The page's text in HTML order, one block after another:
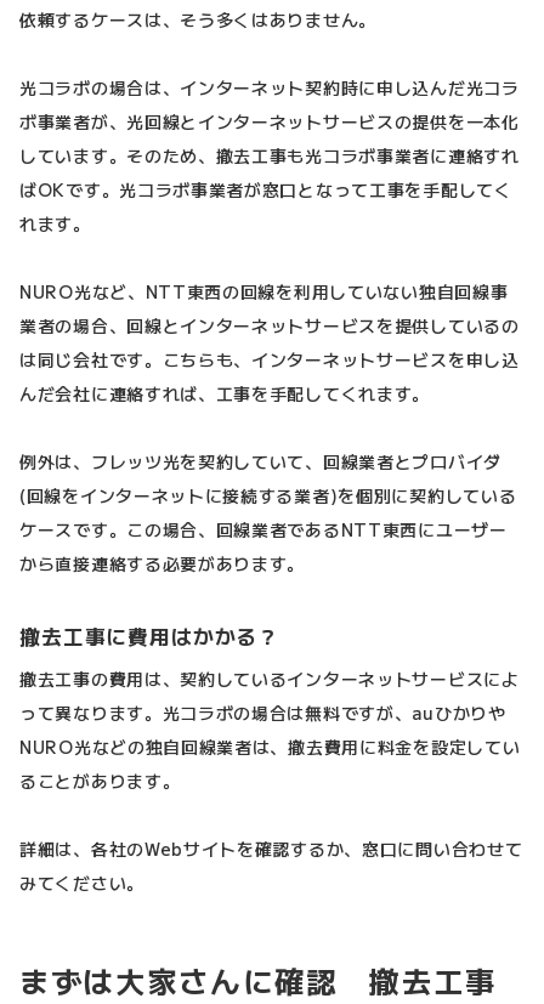
依頼するケースは、そう多くはありません。
光コラボの場合は、インターネット契約時に申し込んだ光コラ
ボ事業者が、光回線とインターネットサービスの提供を一本化
しています。そのため、撤去工事も光コラボ事業者に連絡すれ
ばOKです。光コラボ事業者が窓口となって工事を手配してく
れます。
NURO光など、NTT東西の回線を利用していない独自回線事
業者の場合、回線とインターネットサービスを提供しているの
は同じ会社です。こちらも、インターネットサービスを申し込
んだ会社に連絡すれば、工事を手配してくれます。
例外は、フレッツ光を契約していて、回線業者とプロバイダ
(回線をインターネットに接続する業者)を個別に契約している
ケースです。この場合、回線業者であるNTT東西にユーザー
から直接連絡する必要があります。
撤去工事に費用はかかる？
撤去工事の費用は、契約しているインターネットサービスによ
って異なります。光コラボの場合は無料ですが、auひかりや
NURO光などの独自回線業者は、撤去費用に料金を設定してい
ることがあります。
詳細は、各社のWebサイトを確認するか、窓口に問い合わせて
みてください。
まずは大家さんに確認 撤去工事